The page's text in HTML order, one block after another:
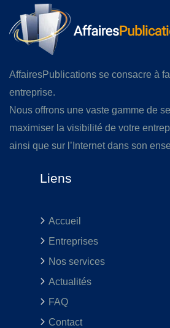
AffairesPublications se consacre à
entreprise.
Nous offrons une vaste gamme de
maximiser la visibilité de votre
ainsi que sur l’Internet dans son
Liens
Accueil
Entreprises
Nos services
Actualités
FAQ
Contact